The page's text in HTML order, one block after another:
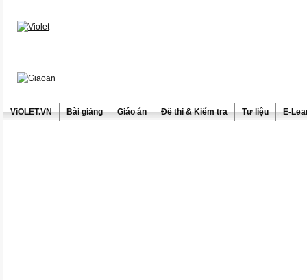
ViOLET.VN Bài giảng Giáo án Đề thi & Kiểm tra Tư liệu E-